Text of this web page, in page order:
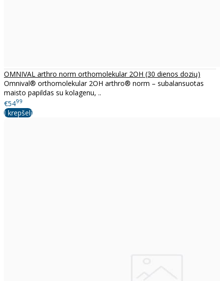
OMNIVAL arthro norm orthomolekular 2OH (30 dienos dozių)
Omnival® orthomolekular 2OH arthro® norm – subalansuotas
maisto papildas su kolagenu, ..
€5499
Į krepšelį